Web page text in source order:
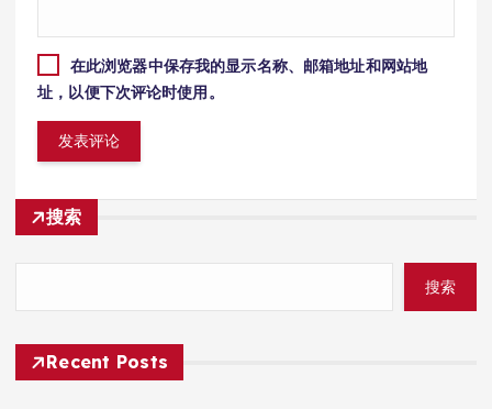
在此浏览器中保存我的显示名称、邮箱地址和网站地
址，以便下次评论时使用。
搜索
搜索
Recent Posts